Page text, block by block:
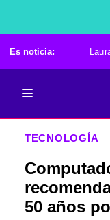
Es noticia:
TECNOLOGÍA
50 años